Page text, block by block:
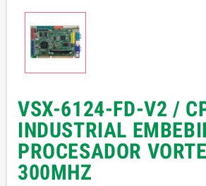
VSX-6124-FD-V2 /
INDUSTRIAL
PROCESADOR
300MHZ